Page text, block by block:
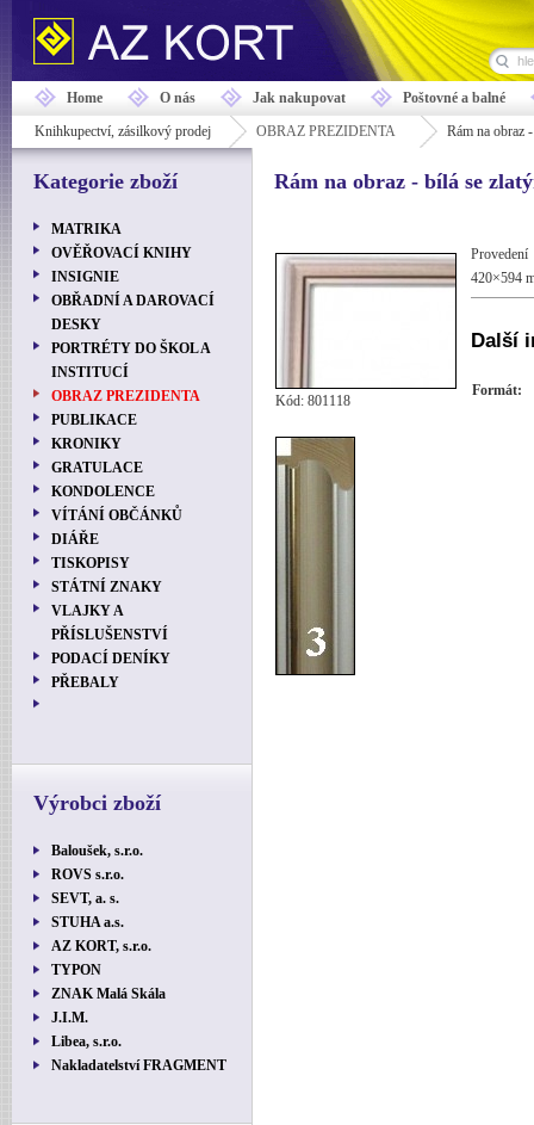
Home O nás Jak nakupovat
Poštovné a balné
Knihkupectví, zásilkový prodej
OBRAZ PREZIDENTA Rám na obraz
Kategorie zboží
MATRIKA
OVĚŘOVACÍ KNIHY
INSIGNIE
OBŘADNÍ A DAROVACÍ
DESKY
PORTRÉTY DO ŠKOL A
INSTITUCÍ
OBRAZ PREZIDENTA
PUBLIKACE
KRONIKY
GRATULACE
KONDOLENCE
VÍTÁNÍ OBČÁNKŮ
DIÁŘE
TISKOPISY
STÁTNÍ ZNAKY
VLAJKY A
PŘÍSLUŠENSTVÍ
PODACÍ DENÍKY
PŘEBALY
Výrobci zboží
Baloušek, s.r.o.
ROVS s.r.o.
SEVT, a. s.
STUHA a.s.
AZ KORT, s.r.o.
TYPON
ZNAK Malá Skála
J.I.M.
Libea, s.r.o.
Nakladatelství FRAGMENT
Rám na obraz - bílá se
Kód: 801118
420×594
Další
Formát: